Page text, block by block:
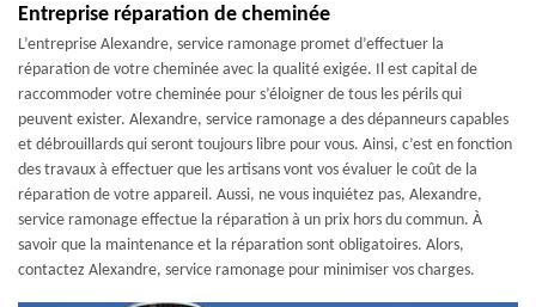
Entreprise réparation de cheminée
L’entreprise Alexandre, service ramonage promet d’effectuer la
réparation de votre cheminée avec la qualité exigée. Il est capital de
raccommoder votre cheminée pour s’éloigner de tous les périls qui
peuvent exister. Alexandre, service ramonage a des dépanneurs capables
et débrouillards qui seront toujours libre pour vous. Ainsi, c’est en fonction
des travaux à effectuer que les artisans vont vos évaluer le coût de la
réparation de votre appareil. Aussi, ne vous inquiétez pas, Alexandre,
service ramonage effectue la réparation à un prix hors du commun. À
savoir que la maintenance et la réparation sont obligatoires. Alors,
contactez Alexandre, service ramonage pour minimiser vos charges.